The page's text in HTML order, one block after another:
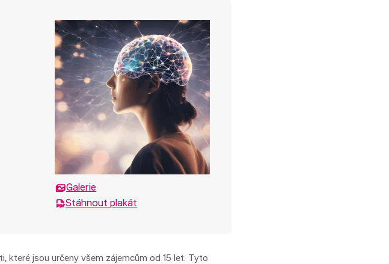
Galerie
Stáhnout plakát
které jsou určeny všem zájemcům od 15 let. Tyto